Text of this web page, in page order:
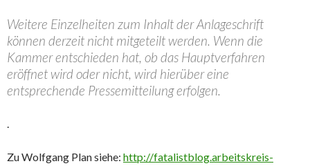
Weitere Einzelheiten zum Inhalt der Anlageschrift
können derzeit nicht mitgeteilt werden. Wenn die
Kammer entschieden hat, ob das Hauptverfahren
eröffnet wird oder nicht, wird hierüber eine
entsprechende Pressemitteilung erfolgen.
.
Zu Wolfgang Plan siehe: http://fatalistblog.arbeitskreis-